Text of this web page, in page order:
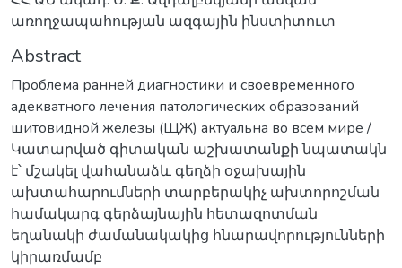
առողջապահության ազգային ինստիտուտ
Abstract
Проблема ранней диагностики и своевременного
адекватного лечения патологических образований
щитовидной железы (ЩЖ) актуальна во всем мире /
Կատարված գիտական աշխատանքի նպատակն
է՝ մշակել վահանաձև գեղձի օջախային
ախտահարումների տարբերակիչ ախտորոշման
համակարգ գերձայնային հետազոտման
եղանակի ժամանակակից հնարավորությունների
կիրառմամբ